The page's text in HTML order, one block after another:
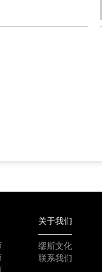
关于我们
缪斯文化
联系我们